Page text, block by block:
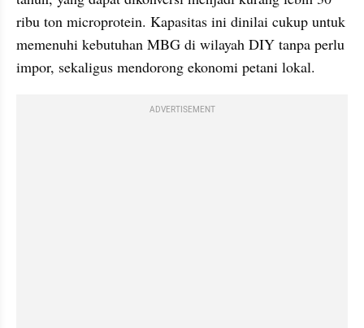
ribu ton microprotein. Kapasitas ini dinilai cukup untuk
memenuhi kebutuhan MBG di wilayah DIY tanpa perlu
impor, sekaligus mendorong ekonomi petani lokal.
ADVERTISEMENT